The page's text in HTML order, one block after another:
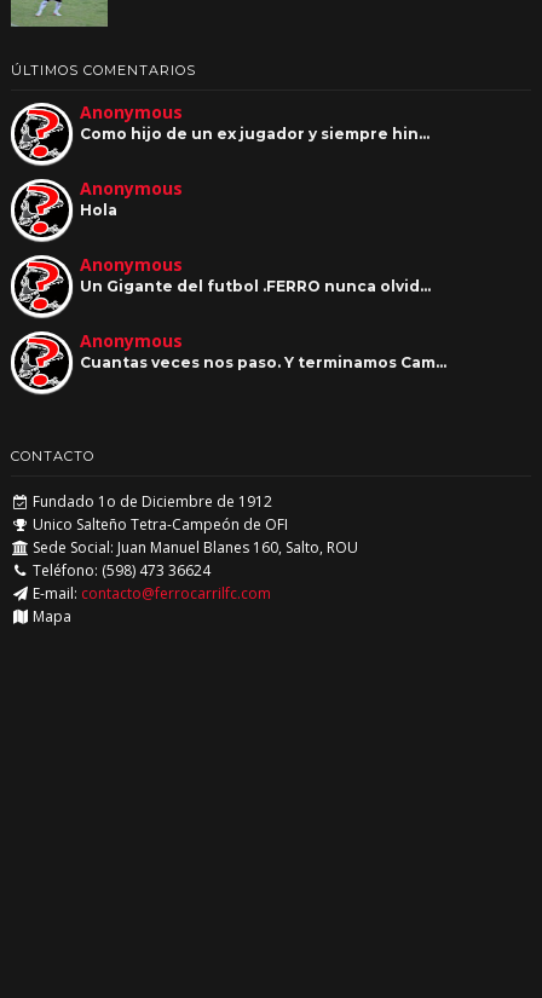
ÚLTIMOS COMENTARIOS
Anonymous
Como hijo de un ex jugador y siempre hin…
Anonymous
Hola
Anonymous
Un Gigante del futbol .FERRO nunca olvid…
Anonymous
Cuantas veces nos paso. Y terminamos Cam…
CONTACTO
Fundado 1o de Diciembre de 1912
Unico Salteño Tetra-Campeón de OFI
Sede Social: Juan Manuel Blanes 160, Salto, ROU
Teléfono: (598) 473 36624
E-mail: contacto@ferrocarrilfc.com
Mapa